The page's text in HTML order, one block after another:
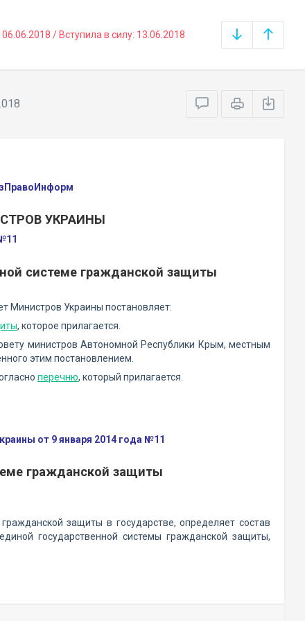
/ Вступила в силу: 13.06.2018
УКРАИНЫ
системе гражданской защиты
Министров Украины постановляет:
, которое прилагается.
министров Автономной Республики Крым, местным
этим постановлением.
перечню, который прилагается.
от 9 января 2014 года №11
гражданской защиты
защиты в государстве, определяет состав
государственной системы гражданской защиты,